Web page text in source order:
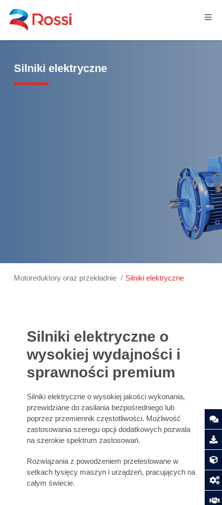
Silniki elektryczne
Motoreduktory oraz przekładnie Silniki elektryczne
Silniki elektryczne o
wysokiej wydajności i
sprawności premium
Silniki elektryczne o wysokiej jakości wykonania,
przewidziane do zasilania bezpośredniego lub
poprzez przemiennik częstotliwości. Możliwość
zastosowania szeregu opcji dodatkowych pozwala
na szerokie spektrum zastosowań.
Rozwiązania z powodzeniem przetestowane w
setkach tysięcy maszyn i urządzeń, pracujących na
całym świecie.